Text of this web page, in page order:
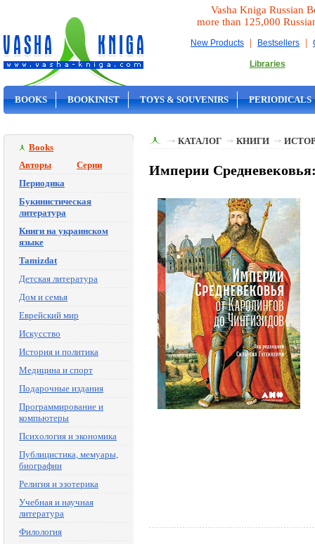
Vasha Kniga Russian
more than 125,000
New Products | Bestsellers |
Libraries
BOOKS BOOKINIST TOYS & SOUVENIRS PERIODICALS
Books
Авторы
Серии
Периодика
Букинистическая
литература
Книги на украинском
языке
Tamizdat
Детская литература
Дом и семья
Еврейский мир
Искусство
История и политика
Медицина и спорт
Подарочные издания
Программирование и
компьютеры
Психология и экономика
Публицистика, мемуары,
биографии
Религия и эзотерика
Учебная и научная
литература
Филология
КАТАЛОГ КНИГИ
Империи